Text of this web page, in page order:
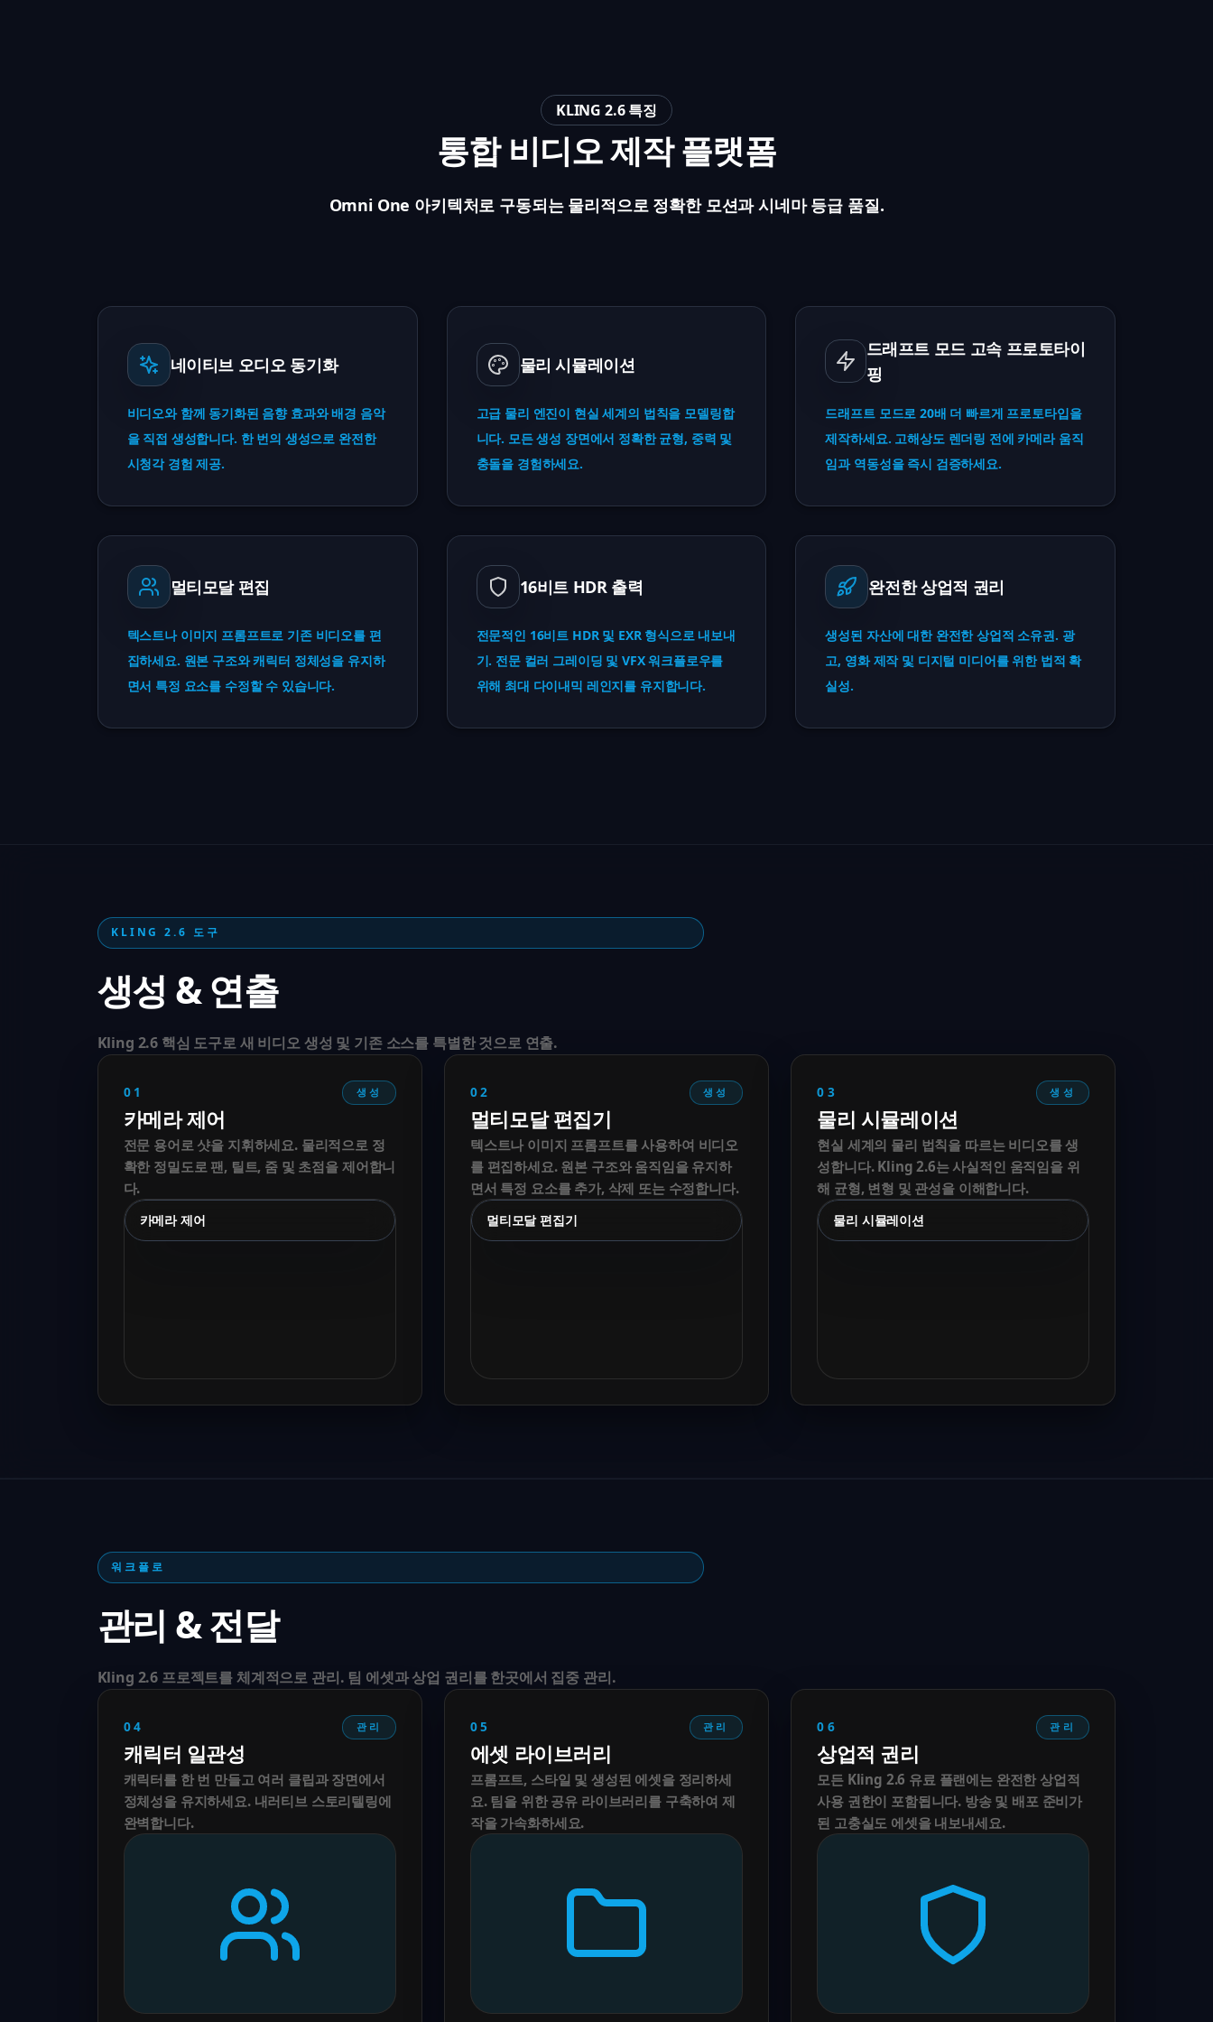
KLING 2.6 특징
통합 비디오 제작 플랫폼
Omni One 아키텍처로 구동되는 물리적으로 정확한 모션과 시네마 등급 품질.
네이티브 오디오 동기화
비디오와 함께 동기화된 음향 효과와 배경 음악
을 직접 생성합니다. 한 번의 생성으로 완전한
시청각 경험 제공.
물리 시뮬레이션
고급 물리 엔진이 현실 세계의 법칙을 모델링합
니다. 모든 생성 장면에서 정확한 균형, 중력 및
충돌을 경험하세요.
드래프트 모드 고속 프로토타이
핑
드래프트 모드로 20배 더 빠르게 프로토타입을
제작하세요. 고해상도 렌더링 전에 카메라 움직
임과 역동성을 즉시 검증하세요.
멀티모달 편집
텍스트나 이미지 프롬프트로 기존 비디오를 편
집하세요. 원본 구조와 캐릭터 정체성을 유지하
면서 특정 요소를 수정할 수 있습니다.
16비트 HDR 출력
전문적인 16비트 HDR 및 EXR 형식으로 내보내
기. 전문 컬러 그레이딩 및 VFX 워크플로우를
위해 최대 다이내믹 레인지를 유지합니다.
완전한 상업적 권리
생성된 자산에 대한 완전한 상업적 소유권. 광
고, 영화 제작 및 디지털 미디어를 위한 법적 확
실성.
KLING 2.6 도구
생성 & 연출
Kling 2.6 핵심 도구로 새 비디오 생성 및 기존 소스를 특별한 것으로 연출.
01 생성
카메라 제어
전문 용어로 샷을 지휘하세요. 물리적으로 정
확한 정밀도로 팬, 틸트, 줌 및 초점을 제어합니
다.
카메라 제어
02 생성
멀티모달 편집기
텍스트나 이미지 프롬프트를 사용하여 비디오
를 편집하세요. 원본 구조와 움직임을 유지하
면서 특정 요소를 추가, 삭제 또는 수정합니다.
멀티모달 편집기
03 생성
물리 시뮬레이션
현실 세계의 물리 법칙을 따르는 비디오를 생
성합니다. Kling 2.6는 사실적인 움직임을 위
해 균형, 변형 및 관성을 이해합니다.
물리 시뮬레이션
워크플로
관리 & 전달
Kling 2.6 프로젝트를 체계적으로 관리. 팀 에셋과 상업 권리를 한곳에서 집중 관리.
04 관리
캐릭터 일관성
캐릭터를 한 번 만들고 여러 클립과 장면에서
정체성을 유지하세요. 내러티브 스토리텔링에
완벽합니다.
05 관리
에셋 라이브러리
프롬프트, 스타일 및 생성된 에셋을 정리하세
요. 팀을 위한 공유 라이브러리를 구축하여 제
작을 가속화하세요.
06 관리
상업적 권리
모든 Kling 2.6 유료 플랜에는 완전한 상업적
사용 권한이 포함됩니다. 방송 및 배포 준비가
된 고충실도 에셋을 내보내세요.